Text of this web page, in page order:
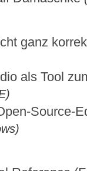
ganz
als Tool
Source-